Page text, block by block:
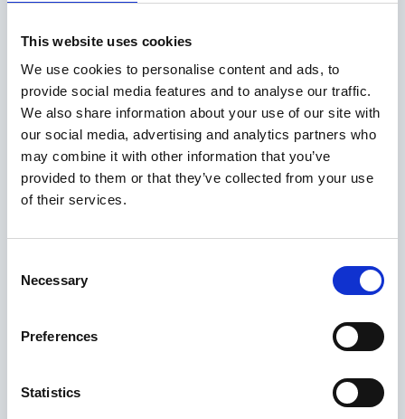
This website uses cookies
We use cookies to personalise content and ads, to
provide social media features and to analyse our traffic.
We also share information about your use of our site with
our social media, advertising and analytics partners who
may combine it with other information that you’ve
provided to them or that they’ve collected from your use
of their services.
Selection
Necessary
Preferences
Statistics
Correo electrónico*